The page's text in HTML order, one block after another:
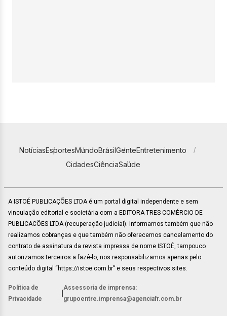
NotíciasEsportesMundoBrasilGenteEntretenimento
CidadesCiênciaSaúde
A ISTOÉ PUBLICAÇÕES LTDA é um portal digital independente e sem
vinculação editorial e societária com a EDITORA TRES COMÉRCIO DE
PUBLICACÕES LTDA (recuperação judicial). Informamos também que não
realizamos cobranças e que também não oferecemos cancelamento do
contrato de assinatura da revista impressa de nome ISTOÉ, tampouco
autorizamos terceiros a fazê-lo, nos responsabilizamos apenas pelo
conteúdo digital “https://istoe.com.br” e seus respectivos sites.
Política de
Privacidade
Assessoria de imprensa:
grupoentre.imprensa@agenciafr.com.br